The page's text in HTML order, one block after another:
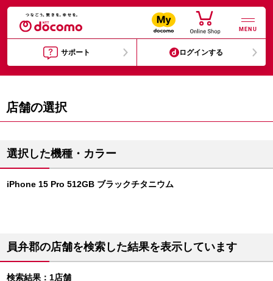
MENU
サポート ログインする
店舗の選択
選択した機種・カラー
iPhone 15 Pro 512GB ブラックチタニウム
員弁郡の店舗を検索した結果を表示しています
検索結果：1店舗